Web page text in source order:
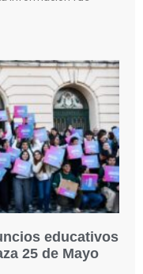
educativos
25 de Mayo